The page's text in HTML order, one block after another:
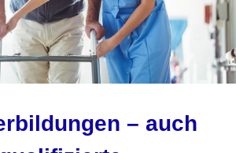
– auch